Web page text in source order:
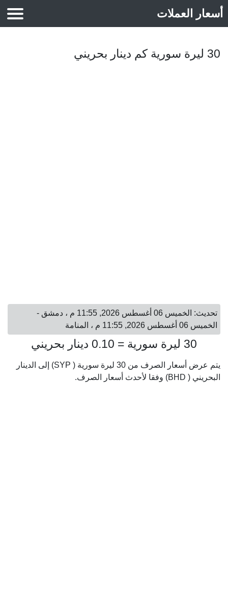
أسعار العملات
30 ليرة سورية كم دينار بحريني
تحديث: الخميس 06 أغسطس 2026, 11:55 م ، دمشق -
الخميس 06 أغسطس 2026, 11:55 م ، المنامة
30 ليرة سورية = 0.10 دينار بحريني
يتم عرض أسعار الصرف من 30 ليرة سورية ( SYP) إلى الدينار
البحريني ( BHD) وفقا لأحدث أسعار الصرف.